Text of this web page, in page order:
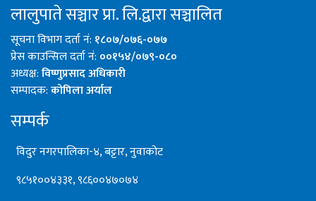
लालुपाते सञ्चार प्रा. लि.द्वारा सञ्चालित
सूचना विभाग दर्ता नं: १८०७/०७६-०७७
प्रेस काउन्सिल दर्ता नं: ००१५४/०७९-०८०
अध्यक्ष:विष्णुप्रसाद अधिकारी
सम्पादक:कोपिला अर्याल
सम्पर्क
विदुर नगरपालिका-४, बट्टार, नुवाकोट
९८५१००४३३१, ९८६००४७०७४